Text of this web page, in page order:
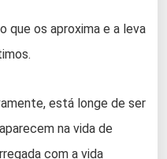
que os aproxima e a leva
está longe de ser
na vida de
com a vida